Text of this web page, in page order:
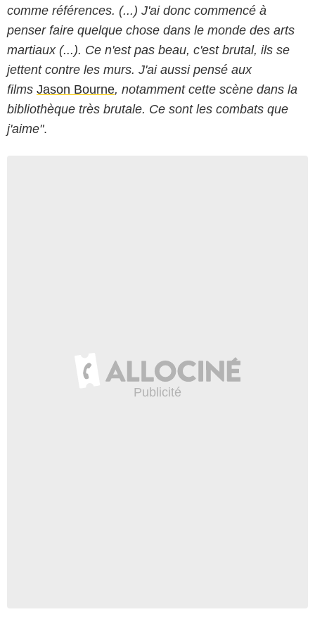
comme références. (...) J'ai donc commencé à
penser faire quelque chose dans le monde des arts
martiaux (...). Ce n'est pas beau, c'est brutal, ils se
jettent contre les murs. J'ai aussi pensé aux
films Jason Bourne, notamment cette scène dans la
bibliothèque très brutale. Ce sont les combats que
j'aime".